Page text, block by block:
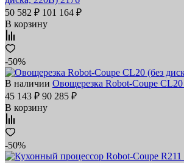
50 582 ₽ 101 164 ₽
В корзину
-50%
В наличии Овощерезка Robot-Coupe CL20
45 143 ₽ 90 285 ₽
В корзину
-50%